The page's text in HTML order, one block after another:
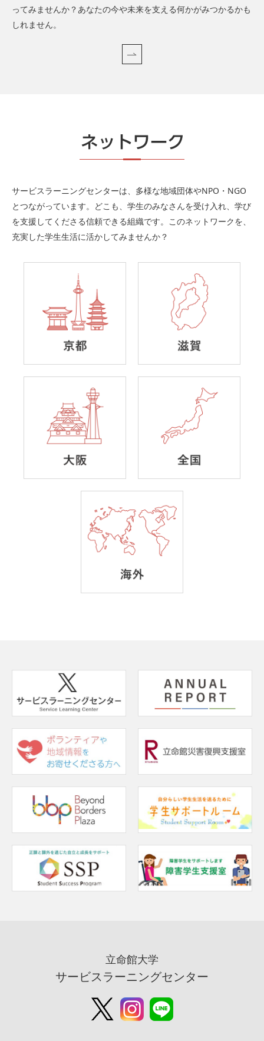
ってみませんか？あなたの今や未来を支える何かがみつかるかも
しれません。
サービスラーニングセンターは、多様な地域団体やNPO・NGO
とつながっています。どこも、学生のみなさんを受け入れ、学び
を支援してくださる信頼できる組織です。このネットワークを、
充実した学生生活に活かしてみませんか？
立命館大学
サービスラーニングセンター